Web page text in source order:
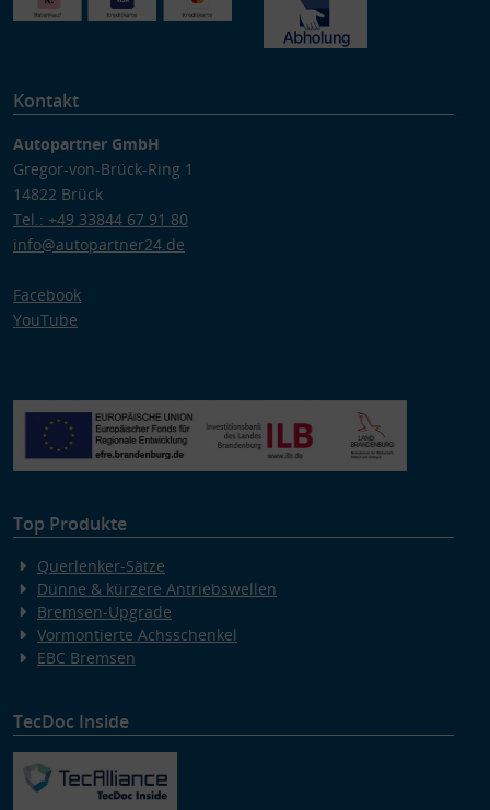
Kontakt
Autopartner GmbH
Gregor-von-Brück-Ring 1
14822 Brück
Tel.: +49 33844 67 91 80
info@autopartner24.de
Facebook
YouTube
Top Produkte
Querlenker-Sätze
Dünne & kürzere Antriebswellen
Bremsen-Upgrade
Vormontierte Achsschenkel
EBC Bremsen
TecDoc Inside